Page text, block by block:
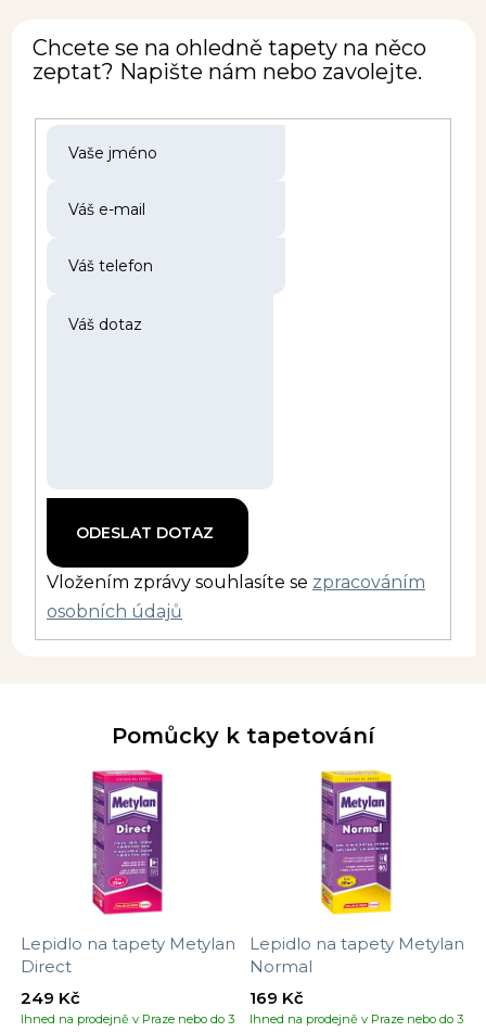
Chcete se na ohledně tapety na něco
zeptat? Napište nám nebo zavolejte.
Vložením zprávy souhlasíte se zpracováním
osobních údajů
Pomůcky k tapetování
Lepidlo na tapety Metylan
Direct
Ihned na prodejně v Praze nebo do 3
249 Kč
Lepidlo na tapety Metylan
Normal
Ihned na prodejně v Praze nebo do 3
169 Kč